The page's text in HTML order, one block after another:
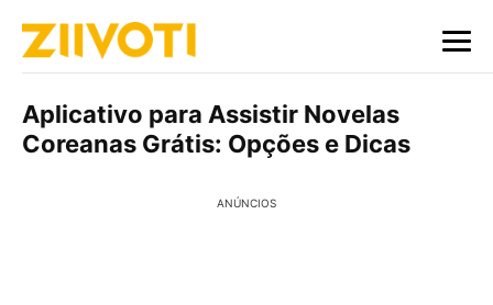
Aplicativo para Assistir Novelas
Coreanas Grátis: Opções e Dicas
ANÚNCIOS